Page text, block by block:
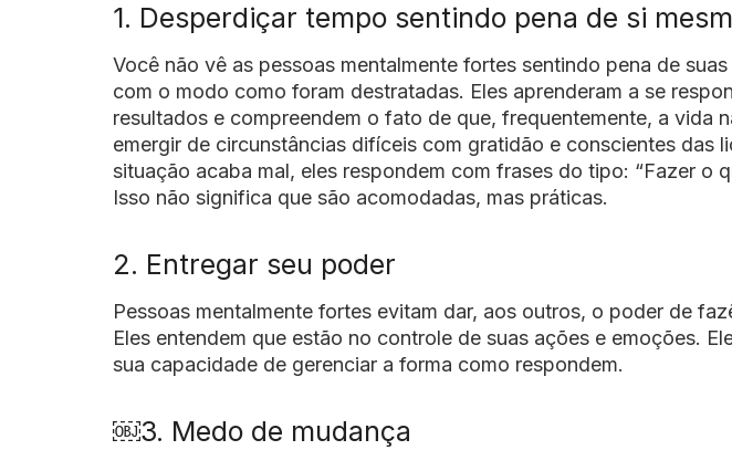
1. Desperdiçar tempo sentindo pena de si
Você não vê as pessoas mentalmente fortes sentindo pena de
com o modo como foram destratadas. Eles aprenderam a se
resultados e compreendem o fato de que, frequentemente, a vida
emergir de circunstâncias difíceis com gratidão e conscientes das
situação acaba mal, eles respondem com frases do tipo: “Fazer o
Isso não significa que são acomodadas, mas práticas.
2. Entregar seu poder
Pessoas mentalmente fortes evitam dar, aos outros, o poder de
Eles entendem que estão no controle de suas ações e emoções.
sua capacidade de gerenciar a forma como respondem.
￼3. Medo de mudança